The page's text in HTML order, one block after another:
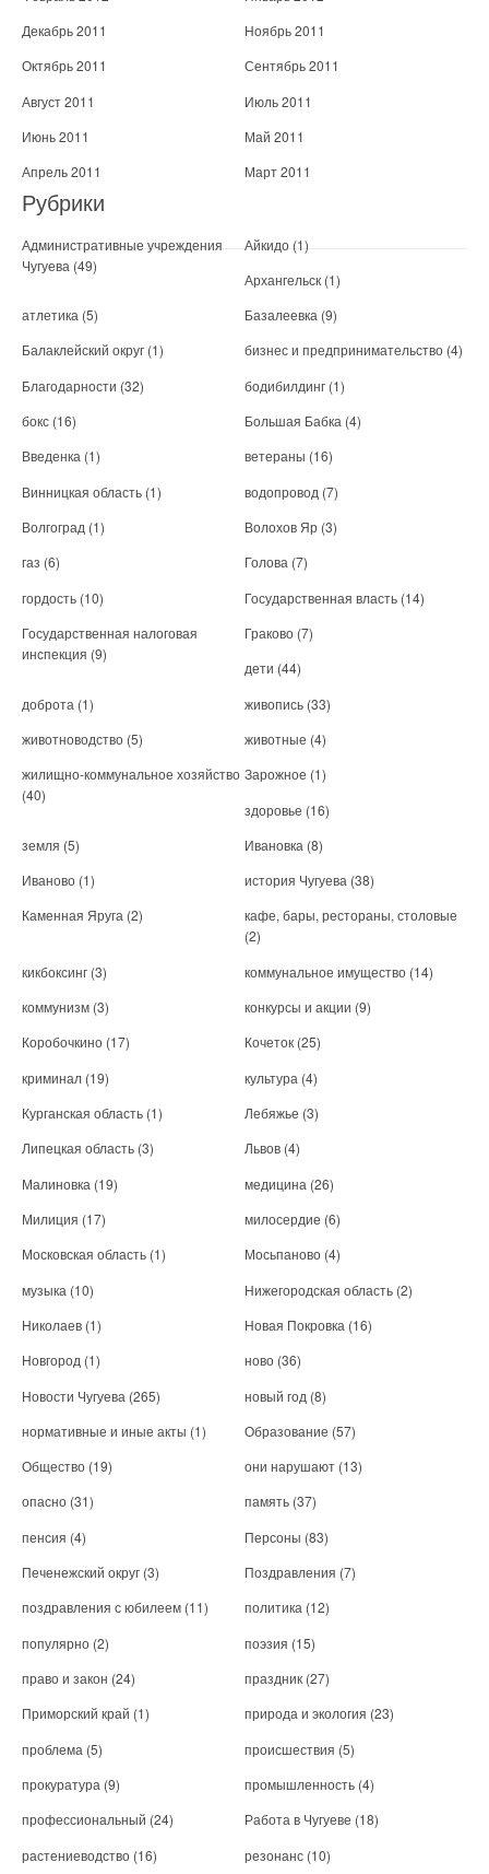
Декабрь 2011
Ноябрь 2011
Октябрь 2011
Сентябрь 2011
Август 2011
Июль 2011
Июнь 2011
Май 2011
Апрель 2011
Март 2011
Рубрики
Административные учреждения
Чугуева (49)
Айкидо (1)
Архангельск (1)
атлетика (5) Базалеевка (9)
Балаклейский округ (1) бизнес и предпринимательство (4)
Благодарности (32) бодибилдинг (1)
бокс (16) Большая Бабка (4)
Введенка (1) ветераны (16)
Винницкая область (1) водопровод (7)
Волгоград (1) Волохов Яр (3)
газ (6) Голова (7)
гордость (10) Государственная власть (14)
Государственная налоговая
инспекция (9)
Граково (7)
дети (44)
доброта (1) живопись (33)
животноводство (5) животные (4)
жилищно-коммунальное хозяйство
(40)
Зарожное (1)
здоровье (16)
земля (5) Ивановка (8)
Иваново (1) история Чугуева (38)
Каменная Яруга (2)
кафе, бары, рестораны, столовые
(2)
кикбоксинг (3) коммунальное имущество (14)
коммунизм (3) конкурсы и акции (9)
Коробочкино (17) Кочеток (25)
криминал (19) культура (4)
Курганская область (1) Лебяжье (3)
Липецкая область (3) Львов (4)
Малиновка (19) медицина (26)
Милиция (17) милосердие (6)
Московская область (1) Мосьпаново (4)
музыка (10) Нижегородская область (2)
Николаев (1) Новая Покровка (16)
Новгород (1) ново (36)
Новости Чугуева (265) новый год (8)
нормативные и иные акты (1) Образование (57)
Общество (19) они нарушают (13)
опасно (31) память (37)
пенсия (4) Персоны (83)
Печенежский округ (3) Поздравления (7)
поздравления с юбилеем (11) политика (12)
популярно (2) поэзия (15)
право и закон (24) праздник (27)
Приморский край (1) природа и экология (23)
проблема (5) происшествия (5)
прокуратура (9) промышленность (4)
профессиональный (24) Работа в Чугуеве (18)
растениеводство (16) резонанс (10)